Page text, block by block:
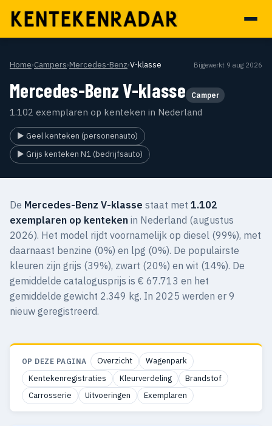
Home›Campers›Mercedes-Benz›V-klasse Bijgewerkt 9 aug 2026
Mercedes-Benz V-klasse Camper
1.102 exemplaren op kenteken in Nederland
▶ Geel kenteken (personenauto)
▶ Grijs kenteken N1 (bedrijfsauto)
De Mercedes-Benz V-klasse staat met 1.102
exemplaren op kenteken in Nederland (augustus
2026). Het model rijdt voornamelijk op diesel (99%), met
daarnaast benzine (0%) en lpg (0%). De populairste
kleuren zijn grijs (39%), zwart (20%) en wit (14%). De
gemiddelde catalogusprijs is € 67.713 en het
gemiddelde gewicht 2.349 kg. In 2025 werden er 9
nieuw geregistreerd.
OP DEZE PAGINA Overzicht
Wagenpark
Kentekenregistraties
Kleurverdeling
Brandstof
Carrosserie
Uitvoeringen Exemplaren